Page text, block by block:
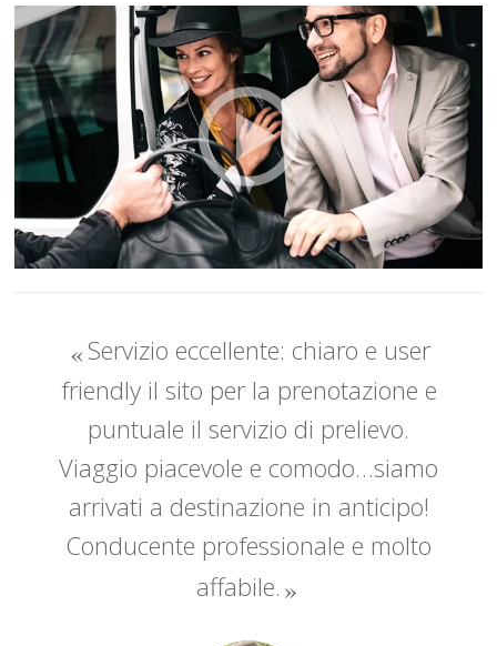
Servizio eccellente: chiaro e user
friendly il sito per la prenotazione e
puntuale il servizio di prelievo.
Viaggio piacevole e comodo…siamo
arrivati a destinazione in anticipo!
Conducente professionale e molto
affabile.